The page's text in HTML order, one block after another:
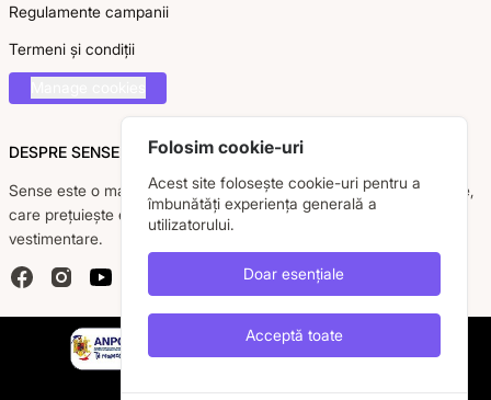
Regulamente campanii
Termeni și condiții
DESPRE SENSE
Sense este o marcă românească dedicată femeii moderne, active,
care prețuiește eleganța, confortul și calitatea pieselor
vestimentare.
FacebookInstagramYouTube
Folosim cookie-uri
Acest site folosește cookie-uri pentru a
îmbunătăți experiența generală a
utilizatorului.
Doar esențiale
Acceptă toate